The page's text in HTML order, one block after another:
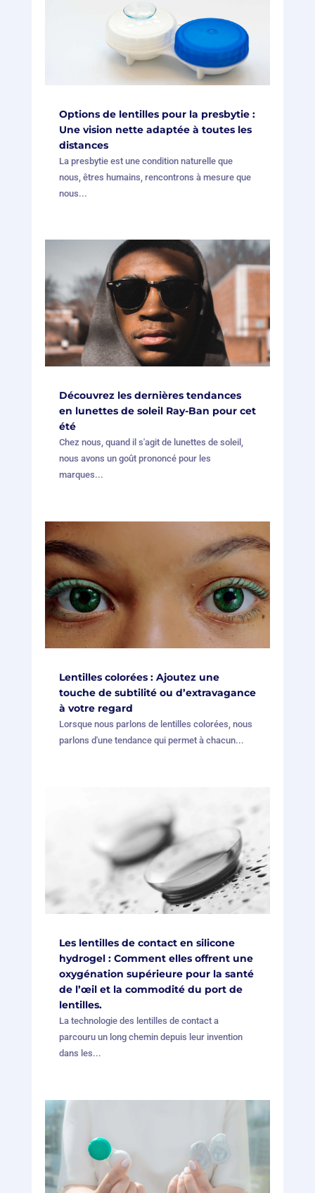
Options de lentilles pour la presbytie :
Une vision nette adaptée à toutes les
distances
La presbytie est une condition naturelle que
nous, êtres humains, rencontrons à mesure que
nous...
Découvrez les dernières tendances
en lunettes de soleil Ray-Ban pour cet
été
Chez nous, quand il s'agit de lunettes de soleil,
nous avons un goût prononcé pour les
marques...
Lentilles colorées : Ajoutez une
touche de subtilité ou d’extravagance
à votre regard
Lorsque nous parlons de lentilles colorées, nous
parlons d'une tendance qui permet à chacun...
Les lentilles de contact en silicone
hydrogel : Comment elles offrent une
oxygénation supérieure pour la santé
de l’œil et la commodité du port de
lentilles.
La technologie des lentilles de contact a
parcouru un long chemin depuis leur invention
dans les...